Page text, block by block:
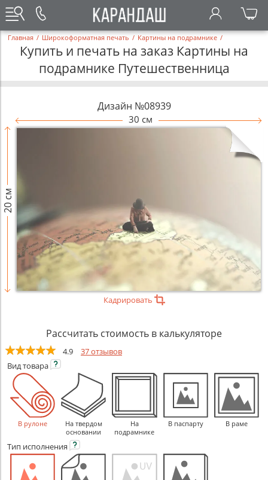
Главная / Широкоформатная печать / Картины на подрамнике /
Купить и печать на заказ Картины на
подрамнике Путешественница
Дизайн №08939
30 см
20 см
Кадрировать
Рассчитать стоимость в калькуляторе
4.9
37 отзывов
Видтовара
В рулоне
На твердом
основании
На
подрамнике
В паспарту В раме
Тип исполнения